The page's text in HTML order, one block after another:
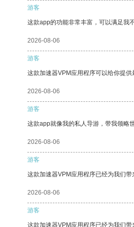
游客
这款app的功能非常丰富，可以满足我
2026-08-06
游客
这款加速器VPM应用程序可以给你提
2026-08-06
游客
这款app就像我的私人导游，带我领略
2026-08-06
游客
这款加速器VPM应用程序已经为我们带
2026-08-06
游客
这款加速器VPM应用程序已经为我们带